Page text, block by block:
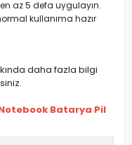
az 5 defa uygulayın.
kullanıma hazır
daha fazla bilgi
Batarya Pil